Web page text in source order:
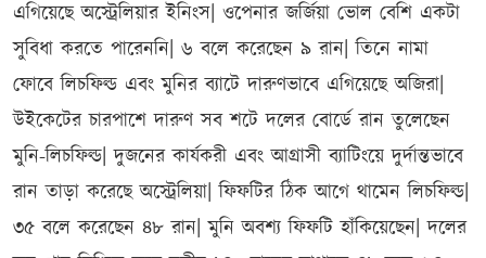
এগিয়েছে অস্ট্রেলিয়ার ইনিংস| ওপেনার জর্জিয়া ভোল বেশি একটা
সুবিধা করতে পারেননি| ৬ বলে করেছেন ৯ রান| তিনে নামা
ফোবে লিচফিল্ড এবং মুনির ব্যাটে দারুণভাবে এগিয়েছে অজিরা|
উইকেটের চারপাশে দারুণ সব শটে দলের বোর্ডে রান তুলেছেন
মুনি-লিচফিল্ড| দুজনের কার্যকরী এবং আগ্রাসী ব্যাটিংয়ে দুর্দান্তভাবে
রান তাড়া করেছে অস্ট্রেলিয়া| ফিফটির ঠিক আগে থামেন লিচফিল্ড|
৩৫ বলে করেছেন ৪৮ রান| মুনি অবশ্য ফিফটি হাঁকিয়েছেন| দলের